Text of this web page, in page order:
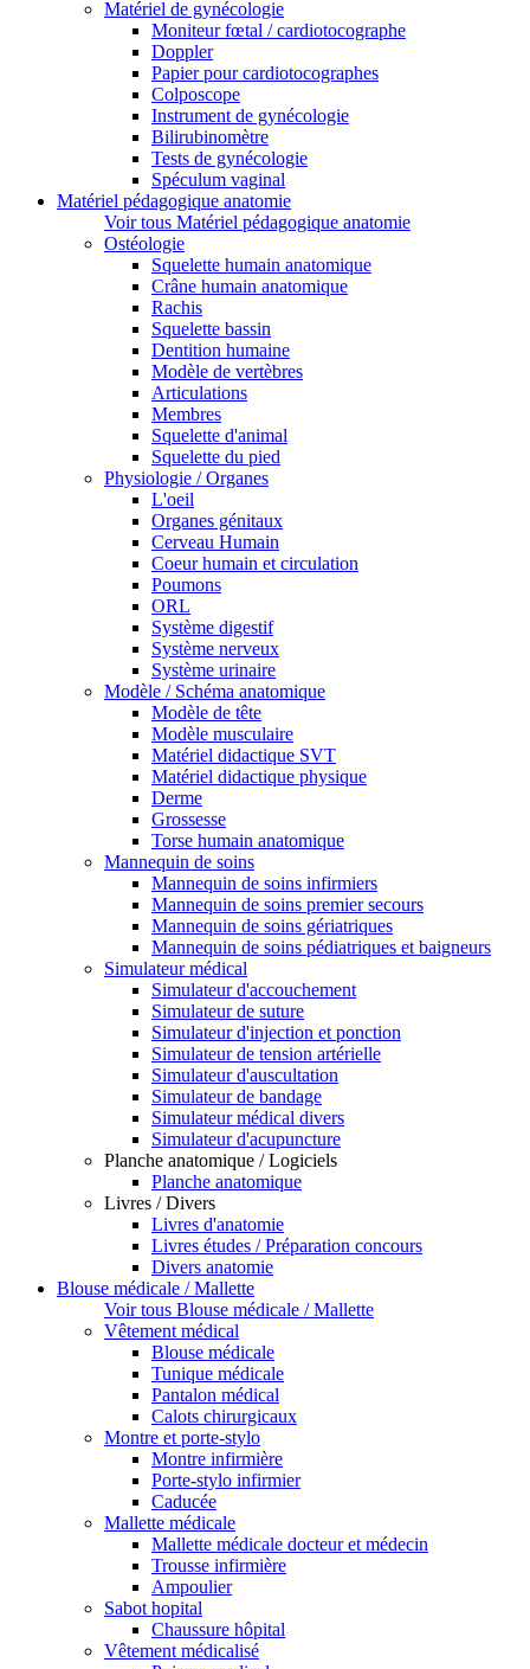
Matériel de gynécologie
Moniteur fœtal / cardiotocographe
Doppler
Papier pour cardiotocographes
Colposcope
Instrument de gynécologie
Bilirubinomètre
Tests de gynécologie
Spéculum vaginal
Matériel pédagogique anatomie
Voir tous Matériel pédagogique anatomie
Ostéologie
Squelette humain anatomique
Crâne humain anatomique
Rachis
Squelette bassin
Dentition humaine
Modèle de vertèbres
Articulations
Membres
Squelette d'animal
Squelette du pied
Physiologie / Organes
L'oeil
Organes génitaux
Cerveau Humain
Coeur humain et circulation
Poumons
ORL
Système digestif
Système nerveux
Système urinaire
Modèle / Schéma anatomique
Modèle de tête
Modèle musculaire
Matériel didactique SVT
Matériel didactique physique
Derme
Grossesse
Torse humain anatomique
Mannequin de soins
Mannequin de soins infirmiers
Mannequin de soins premier secours
Mannequin de soins gériatriques
Mannequin de soins pédiatriques et baigneurs
Simulateur médical
Simulateur d'accouchement
Simulateur de suture
Simulateur d'injection et ponction
Simulateur de tension artérielle
Simulateur d'auscultation
Simulateur de bandage
Simulateur médical divers
Simulateur d'acupuncture
Planche anatomique / Logiciels
Planche anatomique
Livres / Divers
Livres d'anatomie
Livres études / Préparation concours
Divers anatomie
Blouse médicale / Mallette
Voir tous Blouse médicale / Mallette
Vêtement médical
Blouse médicale
Tunique médicale
Pantalon médical
Calots chirurgicaux
Montre et porte-stylo
Montre infirmière
Porte-stylo infirmier
Caducée
Mallette médicale
Mallette médicale docteur et médecin
Trousse infirmière
Ampoulier
Sabot hopital
Chaussure hôpital
Vêtement médicalisé